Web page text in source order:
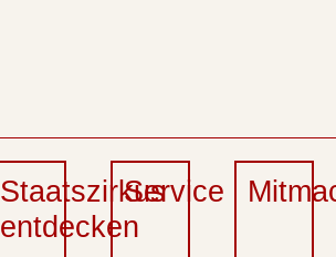
Staatszirkus
entdecken
Service